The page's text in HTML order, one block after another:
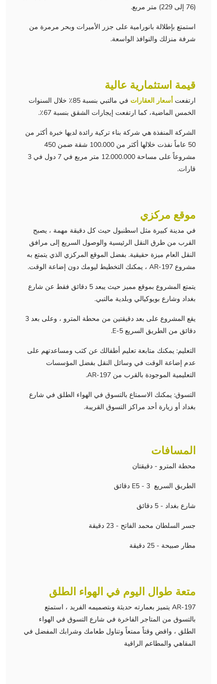
(76 إلى 229) متر مربع.
استمتع بإطلالة بانورامية على جزر الأميرات وبحر مرمرة من
شرفة منزلك والنوافذ الواسعة.
قيمة استثمارية عالية
ارتفعت أسعار العقارات
في مالتبي بنسبة 85٪ خلال السنوات
الخمس الماضية، كما ارتفعت إيجارات الشقق بنسبة 67٪.
الشركة المنفذة هي شركة بناء تركية رائدة لديها خبرة أكثر من
50 عاماً نفذت خلالها أكثر من 100.000 شقة ضمن 450
مشروعاً على مساحة 12.000.000 متر مربع في 7 دول في 3
قارات.
موقع مركزي
في مدينة كبيرة مثل اسطنبول حيث كل دقيقة مهمة ، يصبح
القرب من طرق النقل الرئيسية والوصول السريع إلى مرافق
النقل العام ميزة حقيقية. بفضل الموقع المركزي الذي يتمتع به
مشروع AR-197 ، يمكنك التخطيط ليومك دون إضاعة الوقت.
يتمتع المشروع بموقع مميز حيث يبعد 5 دقائق فقط عن شارع
بغداد وشارع بويوكيالي وبلدية مالتبي.
يقع المشروع على بعد دقيقتين من محطة المترو ، وعلى بعد 3
دقائق من الطريق السريع E-5.
التعليم: يمكنك متابعة تعليم أطفالك عن كثب ومساعدتهم على
عدم إضاعة الوقت في وسائل النقل بفضل المؤسسات
التعليمية الموجودة بالقرب من AR-197.
التسوق: يمكنك الاسمتاع بالتسوق في الهواء الطلق في شارع
بغداد أو زيارة أحد مراكز التسوق القريبة.
المسافات
محطة المترو - دقيقتان
الطريق السريع E5 - 3 دقائق
شارع بغداد - 5 دقائق
جسر السلطان محمد الفاتح - 23 دقيقة
مطار صبيحة - 25 دقيقة
متعة طوال اليوم في الهواء الطلق
AR-197 يتميز بعمارته حديثة وبتصميمه الفريد ، استمتع
بالتسوق من المتاجر الفاخرة في شارع التسوق في الهواء
الطلق ، واقض وقتاً ممتعاً وتناول طعامك وشرابك المفضل في
المقاهي والمطاعم الراقية